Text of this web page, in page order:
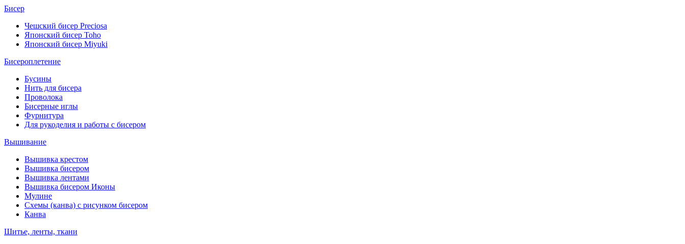
Бисер
Чешский бисер Preciosa
Японский бисер Toho
Японский бисер Miyuki
Бисероплетение
Бусины
Нить для бисера
Проволока
Бисерные иглы
Фурнитура
Для рукоделия и работы с бисером
Вышивание
Вышивка крестом
Вышивка бисером
Вышивка лентами
Вышивка бисером Иконы
Мулине
Схемы (канва) с рисунком бисером
Канва
Шитье, ленты, ткани